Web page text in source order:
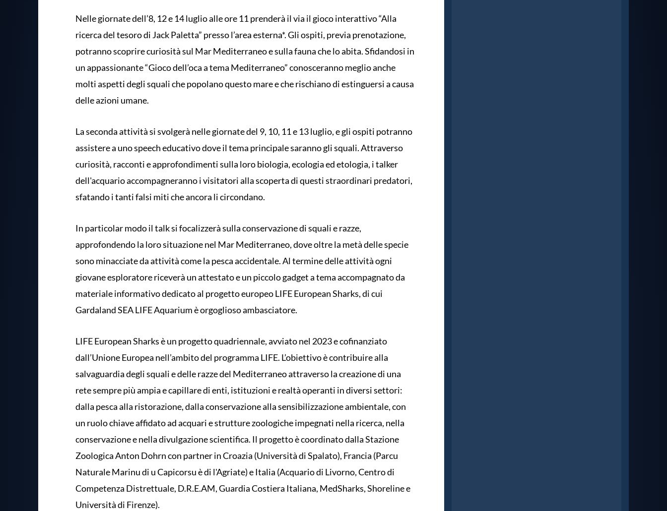
Nelle giornate dell’8, 12 e 14 luglio alle ore 11 prenderà il via il gioco interattivo “Alla
ricerca del tesoro di Jack Paletta” presso l’area esterna*. Gli ospiti, previa prenotazione,
potranno scoprire curiosità sul Mar Mediterraneo e sulla fauna che lo abita. Sfidandosi in
un appassionante “Gioco dell’oca a tema Mediterraneo” conosceranno meglio anche
molti aspetti degli squali che popolano questo mare e che rischiano di estinguersi a causa
delle azioni umane.
La seconda attività si svolgerà nelle giornate del 9, 10, 11 e 13 luglio, e gli ospiti potranno
assistere a uno speech educativo dove il tema principale saranno gli squali. Attraverso
curiosità, racconti e approfondimenti sulla loro biologia, ecologia ed etologia, i talker
dell'acquario accompagneranno i visitatori alla scoperta di questi straordinari predatori,
sfatando i tanti falsi miti che ancora li circondano.
In particolar modo il talk si focalizzerà sulla conservazione di squali e razze,
approfondendo la loro situazione nel Mar Mediterraneo, dove oltre la metà delle specie
sono minacciate da attività come la pesca accidentale. Al termine delle attività ogni
giovane esploratore riceverà un attestato e un piccolo gadget a tema accompagnato da
materiale informativo dedicato al progetto europeo LIFE European Sharks, di cui
Gardaland SEA LIFE Aquarium è orgoglioso ambasciatore.
LIFE European Sharks è un progetto quadriennale, avviato nel 2023 e cofinanziato
dall’Unione Europea nell’ambito del programma LIFE. L’obiettivo è contribuire alla
salvaguardia degli squali e delle razze del Mediterraneo attraverso la creazione di una
rete sempre più ampia e capillare di enti, istituzioni e realtà operanti in diversi settori:
dalla pesca alla ristorazione, dalla conservazione alla sensibilizzazione ambientale, con
un ruolo chiave affidato ad acquari e strutture zoologiche impegnati nella ricerca, nella
conservazione e nella divulgazione scientifica. Il progetto è coordinato dalla Stazione
Zoologica Anton Dohrn con partner in Croazia (Università di Spalato), Francia (Parcu
Naturale Marinu di u Capicorsu è di l'Agriate) e Italia (Acquario di Livorno, Centro di
Competenza Distrettuale, D.R.E.AM, Guardia Costiera Italiana, MedSharks, Shoreline e
Università di Firenze).